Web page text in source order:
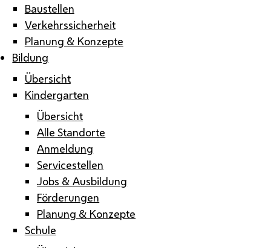
Baustellen
Verkehrssicherheit
Planung & Konzepte
Bildung
Übersicht
Kindergarten
Übersicht
Alle Standorte
Anmeldung
Servicestellen
Jobs & Ausbildung
Förderungen
Planung & Konzepte
Schule